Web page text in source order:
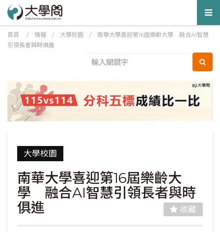
首頁 / 情報 / 大學校園 / 南華大學喜迎第16屆樂齡大學 融合AI智慧
引領長者與時俱進
大學校園
南華大學喜迎第16屆樂齡大
學 融合AI智慧引領長者與時
俱進
收藏